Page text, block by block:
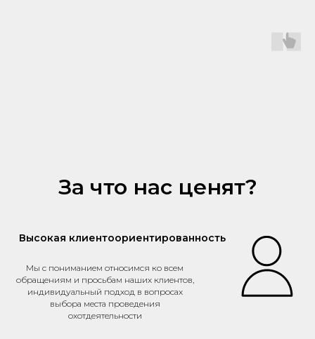
За что нас ценят?
Высокая клиентоориентированность
Мы с пониманием относимся ко всем
обращениям и просьбам наших клиентов,
индивидуальный подход в вопросах
выбора места проведения
охотдеятельности